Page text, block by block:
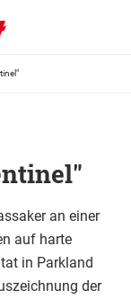
an einer
auf harte
in Parkland
der